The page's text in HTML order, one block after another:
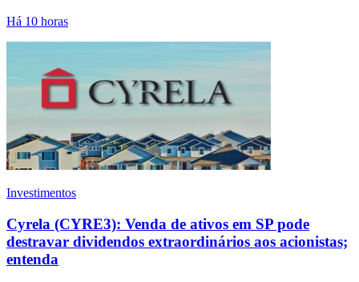
Há 10 horas
Investimentos
Cyrela (CYRE3): Venda de ativos em SP pode
destravar dividendos extraordinários aos acionistas;
entenda